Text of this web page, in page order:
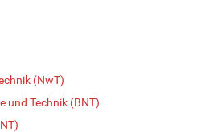
(NwT)
und Technik (BNT)